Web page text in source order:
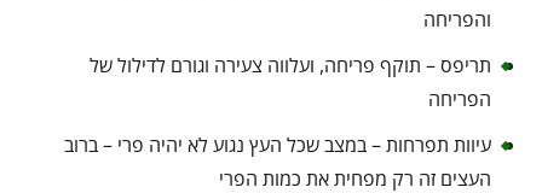
והפריחה
תריפס – תוקף פריחה, ועלווה צעירה וגורם לדילול של
הפריחה
עיוות תפרחות – במצב שכל העץ נגוע לא יהיה פרי – ברוב
העצים זה רק מפחית את כמות הפרי